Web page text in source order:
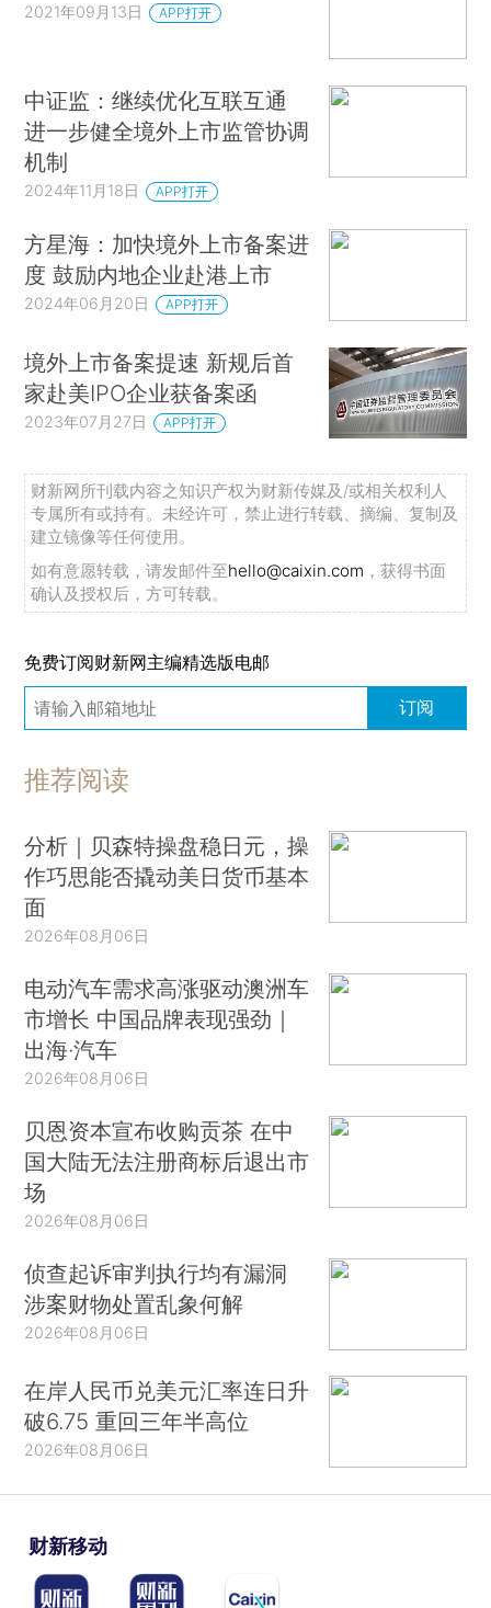
2021年09月13日 APP打开
中证监：继续优化互联互通
进一步健全境外上市监管协调
机制
2024年11月18日 APP打开
方星海：加快境外上市备案进
度 鼓励内地企业赴港上市
2024年06月20日 APP打开
境外上市备案提速 新规后首
家赴美IPO企业获备案函
2023年07月27日 APP打开
财新网所刊载内容之知识产权为财新传媒及/或相关权利人
专属所有或持有。未经许可，禁止进行转载、摘编、复制及
建立镜像等任何使用。
如有意愿转载，请发邮件至hello@caixin.com ，获得书面
确认及授权后，方可转载。
免费订阅财新网主编精选版电邮
订阅
推荐阅读
分析｜贝森特操盘稳日元，操
作巧思能否撬动美日货币基本
面
2026年08月06日
电动汽车需求高涨驱动澳洲车
市增长 中国品牌表现强劲｜
出海·汽车
2026年08月06日
贝恩资本宣布收购贡茶 在中
国大陆无法注册商标后退出市
场
2026年08月06日
侦查起诉审判执行均有漏洞
涉案财物处置乱象何解
2026年08月06日
在岸人民币兑美元汇率连日升
破6.75 重回三年半高位
2026年08月06日
财新移动